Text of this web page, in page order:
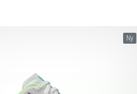
42 42½ 43½ 44 44½ 45 46 46½ 47 48Ny